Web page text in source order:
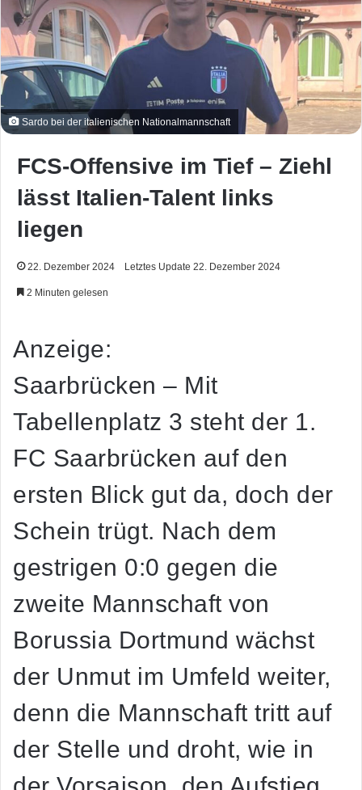
Sardo bei der italienischen Nationalmannschaft
FCS-Offensive im Tief – Ziehl
lässt Italien-Talent links
liegen
22. Dezember 2024 Letztes Update 22. Dezember 2024
2 Minuten gelesen
Anzeige:
Saarbrücken – Mit
Tabellenplatz 3 steht der 1.
FC Saarbrücken auf den
ersten Blick gut da, doch der
Schein trügt. Nach dem
gestrigen 0:0 gegen die
zweite Mannschaft von
Borussia Dortmund wächst
der Unmut im Umfeld weiter,
denn die Mannschaft tritt auf
der Stelle und droht, wie in